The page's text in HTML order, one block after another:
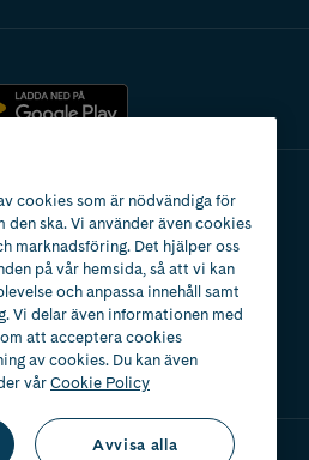
2024
cookies som är nödvändiga för
den ska. Vi använder även cookies
marknadsföring. Det hjälper oss
på vår hemsida, så att vi kan
och anpassa innehåll samt
Vi delar även informationen med
att acceptera cookies
av cookies. Du kan även
vårCookie Policy
Avvisa alla